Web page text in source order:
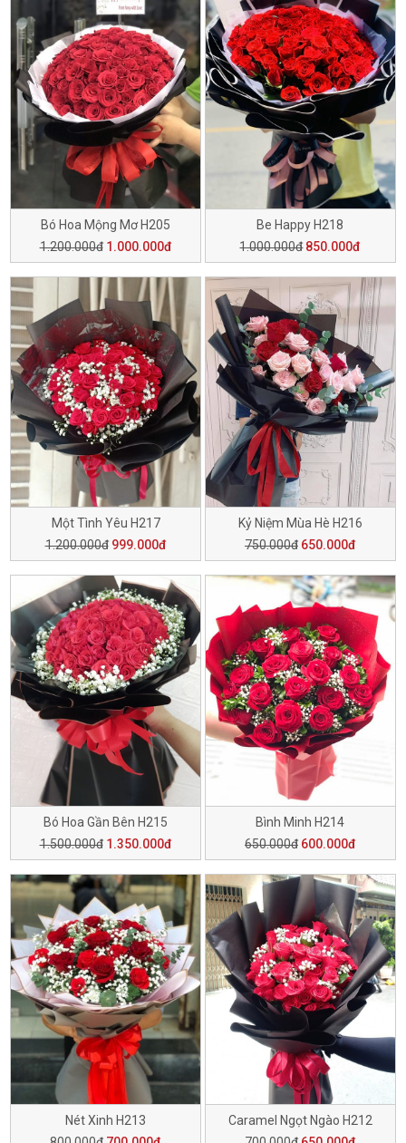
Bó Hoa Mộng Mơ H205
1.200.000đ 1.000.000đ
Be Happy H218
1.000.000đ 850.000đ
Một Tình Yêu H217
1.200.000đ 999.000đ
Kỷ Niệm Mùa Hè H216
750.000đ 650.000đ
Bó Hoa Gần Bên H215
1.500.000đ 1.350.000đ
Bình Minh H214
650.000đ 600.000đ
Nét Xinh H213
Caramel Ngọt Ngào H212